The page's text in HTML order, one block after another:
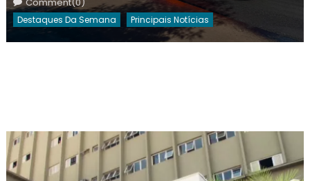
Destaques Da Semana Principais Notícias